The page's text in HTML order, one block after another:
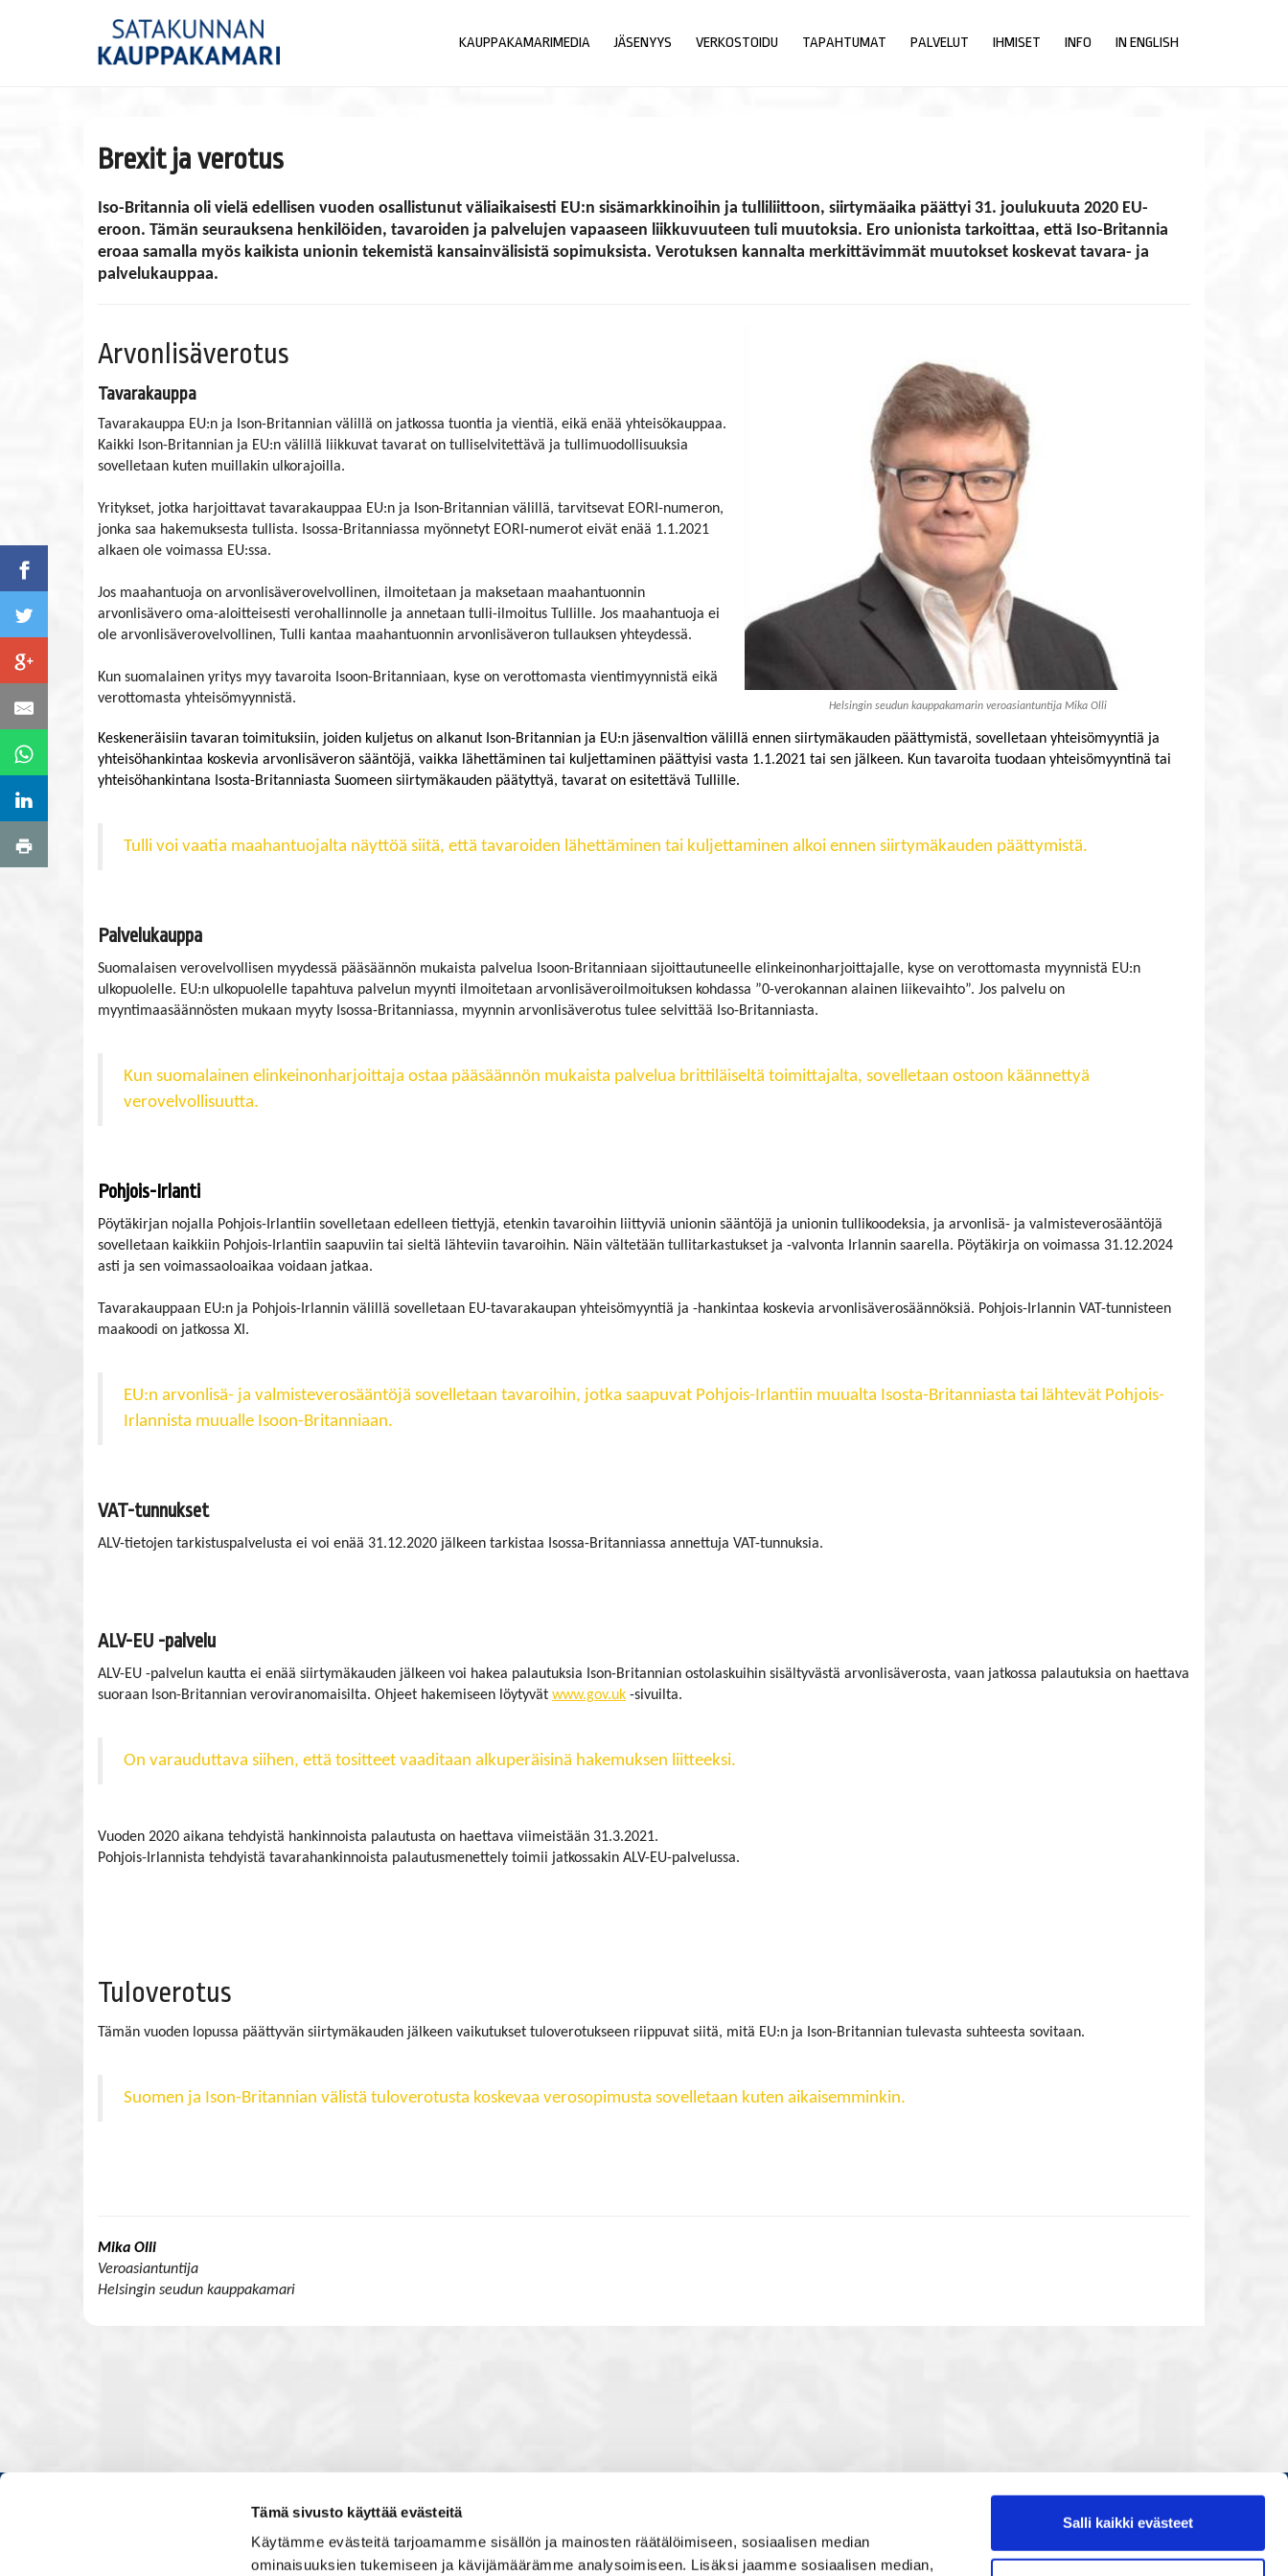
Tämä sivusto käyttää evästeitä
Käytämme evästeitä tarjoamamme sisällön ja mainosten räätälöimiseen, sosiaalisen median
ominaisuuksien tukemiseen ja kävijämäärämme analysoimiseen. Lisäksi jaamme sosiaalisen median,
Salli kaikki evästeet
KAUPPAKAMARIMEDIA JÄSENYYS VERKOSTOIDU TAPAHTUMAT PALVELUT IHMISET INFO IN ENGLISH
Brexit ja verotus
Iso-Britannia oli vielä edellisen vuoden osallistunut väliaikaisesti EU:n sisämarkkinoihin ja tulliliittoon, siirtymäaika päättyi 31. joulukuuta 2020 EU-
eroon. Tämän seurauksena henkilöiden, tavaroiden ja palvelujen vapaaseen liikkuvuuteen tuli muutoksia. Ero unionista tarkoittaa, että Iso-Britannia
eroaa samalla myös kaikista unionin tekemistä kansainvälisistä sopimuksista. Verotuksen kannalta merkittävimmät muutokset koskevat tavara- ja
palvelukauppaa.
Arvonlisäverotus
Tavarakauppa
Tavarakauppa EU:n ja Ison-Britannian välillä on jatkossa tuontia ja vientiä, eikä enää yhteisökauppaa.
Kaikki Ison-Britannian ja EU:n välillä liikkuvat tavarat on tulliselvitettävä ja tullimuodollisuuksia
sovelletaan kuten muillakin ulkorajoilla.
Yritykset, jotka harjoittavat tavarakauppaa EU:n ja Ison-Britannian välillä, tarvitsevat EORI-numeron,
jonka saa hakemuksesta tullista. Isossa-Britanniassa myönnetyt EORI-numerot eivät enää 1.1.2021
alkaen ole voimassa EU:ssa.
Jos maahantuoja on arvonlisäverovelvollinen, ilmoitetaan ja maksetaan maahantuonnin
arvonlisävero oma-aloitteisesti verohallinnolle ja annetaan tulli-ilmoitus Tullille. Jos maahantuoja ei
ole arvonlisäverovelvollinen, Tulli kantaa maahantuonnin arvonlisäveron tullauksen yhteydessä.
Kun suomalainen yritys myy tavaroita Isoon-Britanniaan, kyse on verottomasta vientimyynnistä eikä
verottomasta yhteisömyynnistä.
Helsingin seudun kauppakamarin veroasiantuntija Mika Olli
Keskeneräisiin tavaran toimituksiin, joiden kuljetus on alkanut Ison-Britannian ja EU:n jäsenvaltion välillä ennen siirtymäkauden päättymistä, sovelletaan yhteisömyyntiä ja
yhteisöhankintaa koskevia arvonlisäveron sääntöjä, vaikka lähettäminen tai kuljettaminen päättyisi vasta 1.1.2021 tai sen jälkeen. Kun tavaroita tuodaan yhteisömyyntinä tai
yhteisöhankintana Isosta-Britanniasta Suomeen siirtymäkauden päätyttyä, tavarat on esitettävä Tullille.
Tulli voi vaatia maahantuojalta näyttöä siitä, että tavaroiden lähettäminen tai kuljettaminen alkoi ennen siirtymäkauden päättymistä.
Palvelukauppa
Suomalaisen verovelvollisen myydessä pääsäännön mukaista palvelua Isoon-Britanniaan sijoittautuneelle elinkeinonharjoittajalle, kyse on verottomasta myynnistä EU:n
ulkopuolelle. EU:n ulkopuolelle tapahtuva palvelun myynti ilmoitetaan arvonlisäveroilmoituksen kohdassa ”0-verokannan alainen liikevaihto”. Jos palvelu on
myyntimaasäännösten mukaan myyty Isossa-Britanniassa, myynnin arvonlisäverotus tulee selvittää Iso-Britanniasta.
Kun suomalainen elinkeinonharjoittaja ostaa pääsäännön mukaista palvelua brittiläiseltä toimittajalta, sovelletaan ostoon käännettyä
verovelvollisuutta.
Pohjois-Irlanti
Pöytäkirjan nojalla Pohjois-Irlantiin sovelletaan edelleen tiettyjä, etenkin tavaroihin liittyviä unionin sääntöjä ja unionin tullikoodeksia, ja arvonlisä- ja valmisteverosääntöjä
sovelletaan kaikkiin Pohjois-Irlantiin saapuviin tai sieltä lähteviin tavaroihin. Näin vältetään tullitarkastukset ja -valvonta Irlannin saarella. Pöytäkirja on voimassa 31.12.2024
asti ja sen voimassaoloaikaa voidaan jatkaa.
Tavarakauppaan EU:n ja Pohjois-Irlannin välillä sovelletaan EU-tavarakaupan yhteisömyyntiä ja -hankintaa koskevia arvonlisäverosäännöksiä. Pohjois-Irlannin VAT-tunnisteen
maakoodi on jatkossa XI.
EU:n arvonlisä- ja valmisteverosääntöjä sovelletaan tavaroihin, jotka saapuvat Pohjois-Irlantiin muualta Isosta-Britanniasta tai lähtevät Pohjois-
Irlannista muualle Isoon-Britanniaan.
VAT-tunnukset
ALV-tietojen tarkistuspalvelusta ei voi enää 31.12.2020 jälkeen tarkistaa Isossa-Britanniassa annettuja VAT-tunnuksia.
ALV-EU -palvelu
ALV-EU -palvelun kautta ei enää siirtymäkauden jälkeen voi hakea palautuksia Ison-Britannian ostolaskuihin sisältyvästä arvonlisäverosta, vaan jatkossa palautuksia on haettava
suoraan Ison-Britannian veroviranomaisilta. Ohjeet hakemiseen löytyvät www.gov.uk -sivuilta.
On varauduttava siihen, että tositteet vaaditaan alkuperäisinä hakemuksen liitteeksi.
Vuoden 2020 aikana tehdyistä hankinnoista palautusta on haettava viimeistään 31.3.2021.
Pohjois-Irlannista tehdyistä tavarahankinnoista palautusmenettely toimii jatkossakin ALV-EU-palvelussa.
Tuloverotus
Tämän vuoden lopussa päättyvän siirtymäkauden jälkeen vaikutukset tuloverotukseen riippuvat siitä, mitä EU:n ja Ison-Britannian tulevasta suhteesta sovitaan.
Suomen ja Ison-Britannian välistä tuloverotusta koskevaa verosopimusta sovelletaan kuten aikaisemminkin.
Mika Olli
Veroasiantuntija
Helsingin seudun kauppakamari
luontevasti kollegoidesi kanssa, solmit kiinnostavia kontakteja
ja vaikutat elinkeinoelämän toimintaedellytyksiin yhdessä
Valtakatu 6, 28100 Pori
Avoinna ma - pe 8.30 - 15.30.
Painopisteet